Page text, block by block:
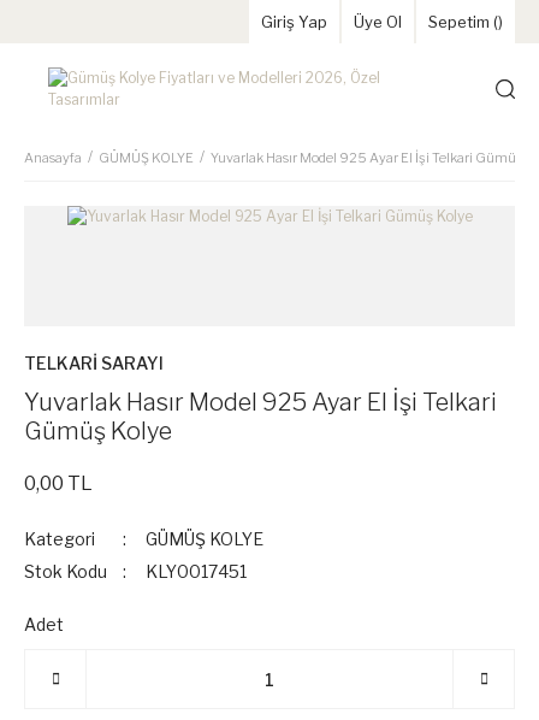
Giriş Yap Üye Ol Sepetim ()
Anasayfa GÜMÜŞ KOLYE Yuvarlak Hasır Model 925 Ayar El İşi Telkari Gümüş
TELKARİ SARAYI
Yuvarlak Hasır Model 925 Ayar El İşi Telkari
Gümüş Kolye
0,00 TL
Kategori
GÜMÜŞ KOLYE
Stok Kodu
KLY0017451
Adet